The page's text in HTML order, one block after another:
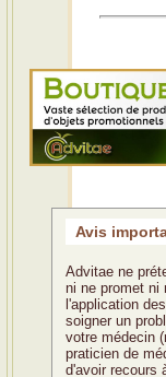
Avis
Advitae ne
ni ne promet ni
l'application
soigner un
votre médecin
praticien de
d'avoir recours